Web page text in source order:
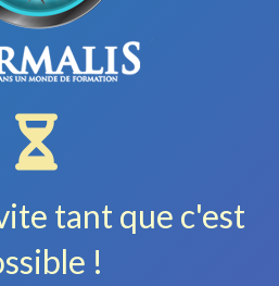
tant que c'est
!